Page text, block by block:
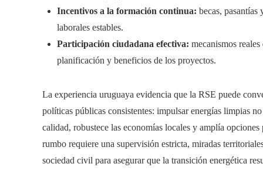
Incentivos a la formación continua: becas,
laborales estables.
Participación ciudadana efectiva: mecanismos
planificación y beneficios de los proyectos.
La experiencia uruguaya evidencia que la RSE puede
políticas públicas consistentes: impulsar energías limpias
calidad, robustece las economías locales y amplía
rumbo requiere una supervisión estricta, miradas
sociedad civil para asegurar que la transición energética